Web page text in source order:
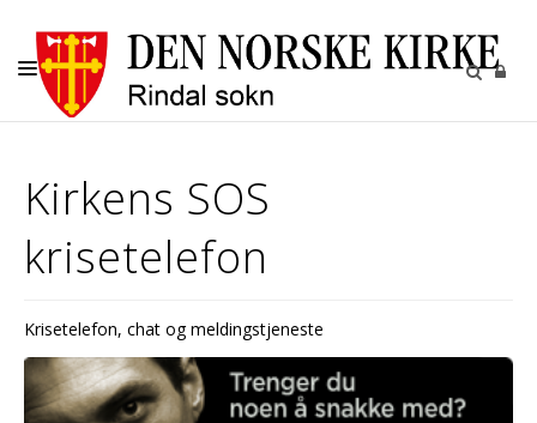
KIRKENE
KIRKEGÅRDENE
RINDAL SOKN
UTLEIE
Kirkens SOS
krisetelefon
Krisetelefon, chat og meldingstjeneste